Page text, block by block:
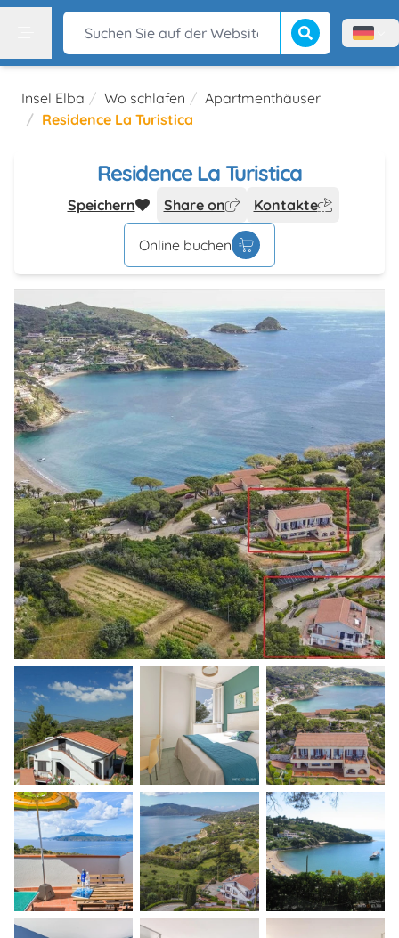
Suchen Sie auf der Website Suche beginnen
Menù
Insel Elba Wo schlafen
Apartmenthäuser
Residence La Turistica
Residence La Turistica
Speichern Share on Kontakte
Online buchen